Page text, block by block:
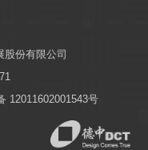
份有限公司
12011602001543号